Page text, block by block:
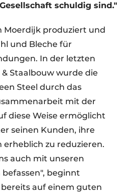
schuldig sind."
Moerdijk produziert und
und Bleche für
In der letzten
Staalbouw wurde die
Steel durch das
mit der
diese Weise ermöglicht
seinen Kunden, ihre
erheblich zu reduzieren.
auch mit unseren
beginnt
auf einem guten